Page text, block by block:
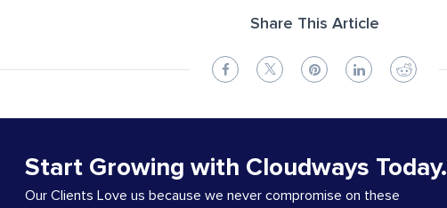
Share This Article
Start Growing with Cloudways Today.
Our Clients Love us because we never compromise on these